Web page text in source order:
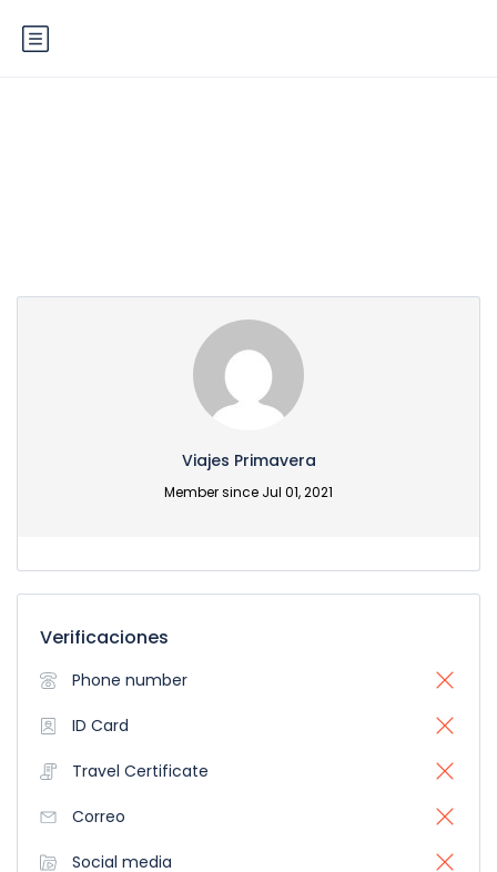
Viajes Primavera
Member since Jul 01, 2021
Verificaciones
Phone number
ID Card
Travel Certificate
Correo
Social media